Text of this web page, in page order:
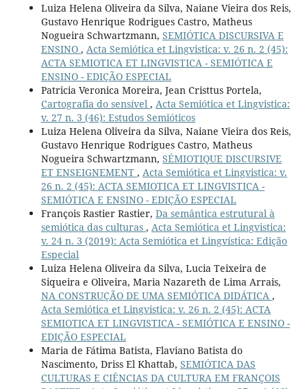
Luiza Helena Oliveira da Silva, Naiane Vieira dos Reis,
Gustavo Henrique Rodrigues Castro, Matheus
Nogueira Schwartzmann, SEMIÓTICA DISCURSIVA E
ENSINO , Acta Semiótica et Lingvistica: v. 26 n. 2 (45):
ACTA SEMIOTICA ET LINGVISTICA - SEMIÓTICA E
ENSINO - EDIÇÃO ESPECIAL
Patricia Veronica Moreira, Jean Cristtus Portela,
Cartografia do sensível , Acta Semiótica et Lingvistica:
v. 27 n. 3 (46): Estudos Semióticos
Luiza Helena Oliveira da Silva, Naiane Vieira dos Reis,
Gustavo Henrique Rodrigues Castro, Matheus
Nogueira Schwartzmann, SÉMIOTIQUE DISCURSIVE
ET ENSEIGNEMENT , Acta Semiótica et Lingvistica: v.
26 n. 2 (45): ACTA SEMIOTICA ET LINGVISTICA -
SEMIÓTICA E ENSINO - EDIÇÃO ESPECIAL
François Rastier Rastier, Da semântica estrutural à
semiótica das culturas , Acta Semiótica et Lingvistica:
v. 24 n. 3 (2019): Acta Semiótica et Lingvística: Edição
Especial
Luiza Helena Oliveira da Silva, Lucia Teixeira de
Siqueira e Oliveira, Maria Nazareth de Lima Arrais,
NA CONSTRUÇÃO DE UMA SEMIÓTICA DIDÁTICA ,
Acta Semiótica et Lingvistica: v. 26 n. 2 (45): ACTA
SEMIOTICA ET LINGVISTICA - SEMIÓTICA E ENSINO -
EDIÇÃO ESPECIAL
Maria de Fátima Batista, Flaviano Batista do
Nascimento, Driss El Khattab, SEMIÓTICA DAS
CULTURAS E CIÊNCIAS DA CULTURA EM FRANÇOIS